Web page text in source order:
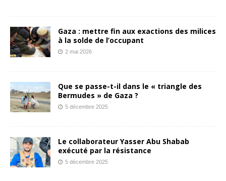
Gaza : mettre fin aux exactions des milices
à la solde de l’occupant
2 mai 2026
Que se passe-t-il dans le « triangle des
Bermudes » de Gaza ?
5 décembre 2025
Le collaborateur Yasser Abu Shabab
exécuté par la résistance
5 décembre 2025